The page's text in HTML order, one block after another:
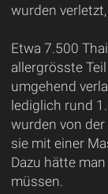
wurden
Etwa 7.500
allergrösste
umgehend
lediglich rund
wurden von der
sie mit einer
Dazu hätte
müssen.